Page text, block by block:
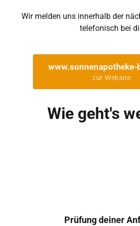
Wir melden uns innerhalb der
telefonisch bei
www.sonnenapotheke-
zur Website
Wie geht's
Prüfung deiner